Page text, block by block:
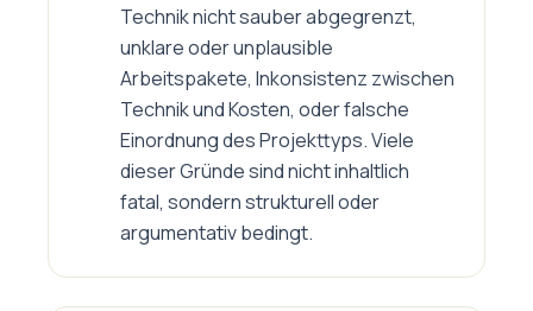
Technik nicht sauber abgegrenzt,
unklare oder unplausible
Arbeitspakete, Inkonsistenz zwischen
Technik und Kosten, oder falsche
Einordnung des Projekttyps. Viele
dieser Gründe sind nicht inhaltlich
fatal, sondern strukturell oder
argumentativ bedingt.